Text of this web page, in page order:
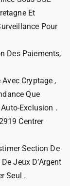
Et
Pour
Des Paiements,
Cryptage ,
Que
Exclusion .
Centrer
Section De
Jeux D’Argent
Seul .